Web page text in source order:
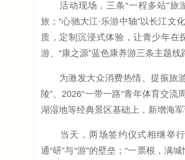
活动现场，三条“一程多站”旅游
旅；“心驰大江·乐游中轴”以长江文
质，定制沉浸式体验，让青少年在
游、“康之源”蓝色康养游三条主题线
为激发大众消费热情、提振旅游
陵”、2026“一带一路”青年体育交
湖湿地等经典景区基础上，新增海
当天，两场签约仪式相继举行
通“研”与“游”的壁垒；“一票根，满